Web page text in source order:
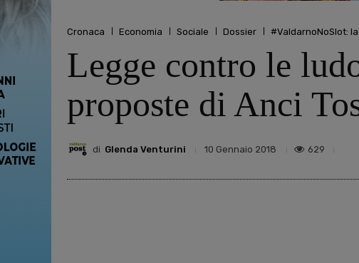
Cronaca Economia Sociale Dossier #ValdarnoNoSlot:
Legge contro le
proposte di Anci
di Glenda Venturini 10 Gennaio 2018 629